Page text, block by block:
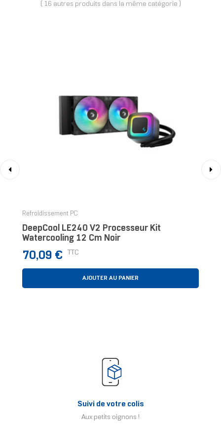
( 16 autres produits dans la même catégorie )
Refroidissement PC
DeepCool LE240 V2 Processeur Kit
Watercooling 12 Cm Noir
Prix
70,09 € TTC
AJOUTER AU PANIER
Suivi de votre colis
Aux petits oignons !